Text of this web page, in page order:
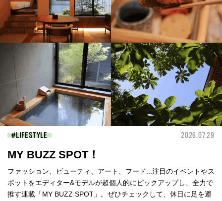
LIFESTYLE 2026.07.29
MY BUZZ SPOT！
ファッション、ビューティ、アート、フード...注目のイベントやス
ポットをエディター&モデルが超個人的にピックアップし、全力で
推す連載「MY BUZZ SPOT」。ぜひチェックして、休日に足を運